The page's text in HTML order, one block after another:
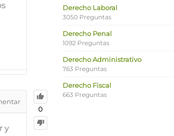
0
y
Derecho Laboral
3050 Preguntas
Derecho Penal
1092 Preguntas
Derecho Administrativo
763 Preguntas
Derecho Fiscal
663 Preguntas